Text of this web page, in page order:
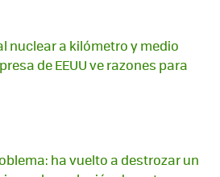
nuclear a kilómetro y medio
de EEUU ve razones para
ha vuelto a destrozar un